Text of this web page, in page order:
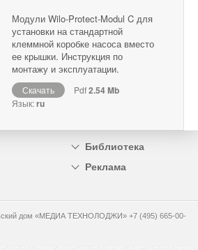
Модули Wilo-Protect-Modul C для
установки на стандартной
клеммной коробке насоса вместо
ее крышки. Инструкция по
монтажу и эксплуатации.
Скачать Pdf2.54 Mb
Язык:ru
Библиотека
Реклама
дом «МЕДИА ТЕХНОЛОДЖИ» +7 (495) 665-00-